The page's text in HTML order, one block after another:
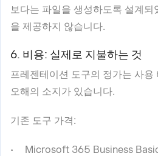
보다는 파일을 생성하도록 설계되
을 제공하지 않습니다.
6. 비용: 실제로 지불하는 것
프레젠테이션 도구의 정가는 사용
오해의 소지가 있습니다.
기존 도구 가격:
Microsoft 365 Business